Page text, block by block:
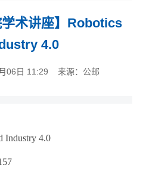
学术讲座】Robotics
4.0
06日 11:29 来源：公邮
Industry 4.0